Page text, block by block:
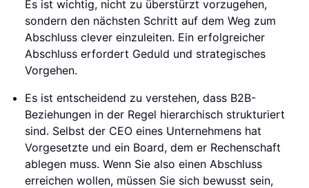
Es ist wichtig, nicht zu überstürzt vorzugehen,
sondern den nächsten Schritt auf dem Weg zum
Abschluss clever einzuleiten. Ein erfolgreicher
Abschluss erfordert Geduld und strategisches
Vorgehen.
Es ist entscheidend zu verstehen, dass B2B-
Beziehungen in der Regel hierarchisch strukturiert
sind. Selbst der CEO eines Unternehmens hat
Vorgesetzte und ein Board, dem er Rechenschaft
ablegen muss. Wenn Sie also einen Abschluss
erreichen wollen, müssen Sie sich bewusst sein,